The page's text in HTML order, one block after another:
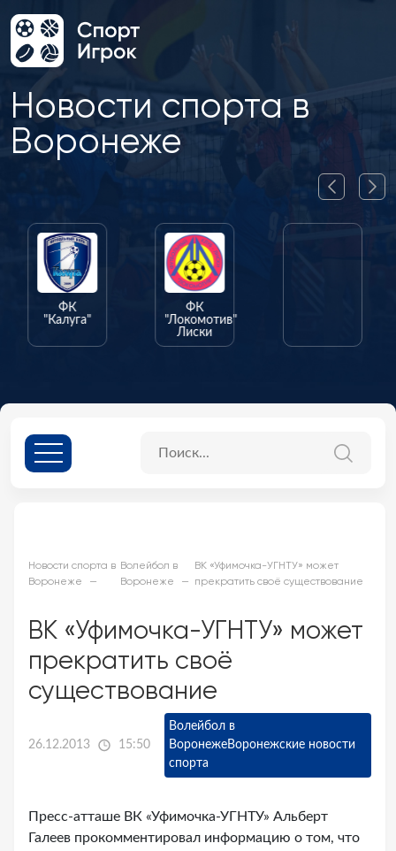
Новости спорта в
Воронеже
ФК
"Калуга"
ФК
"Локомотив"
Лиски
Новости спорта в
Воронеже
Волейбол в
Воронеже
ВК «Уфимочка-УГНТУ» может
прекратить своё существование
ВК «Уфимочка-УГНТУ» может
прекратить своё
существование
26.12.2013 15:50
Волейбол в
ВоронежеВоронежские новости
спорта
Пресс-атташе ВК «Уфимочка-УГНТУ» Альберт
Галеев прокомментировал информацию о том, что